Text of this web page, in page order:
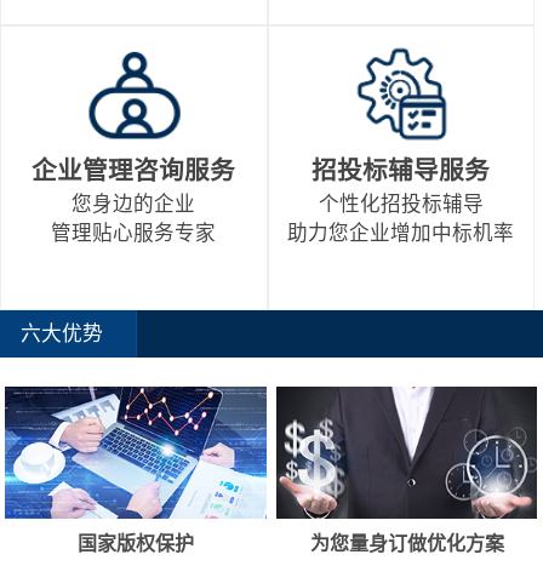
企业管理咨询服务
您身边的企业
管理贴心服务专家
招投标辅导服务
个性化招投标辅导
助力您企业增加中标机率
六大优势
国家版权保护 为您量身订做优化方案